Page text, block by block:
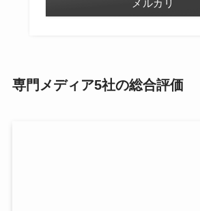
メルカリ
専門メディア5社の総合評価